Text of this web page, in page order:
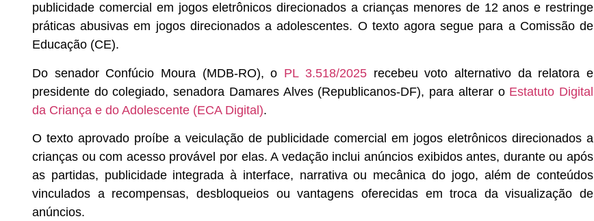
publicidade comercial em jogos eletrônicos direcionados a crianças menores de 12 anos e restringe
práticas abusivas em jogos direcionados a adolescentes. O texto agora segue para a Comissão de
Educação (CE).
Do senador Confúcio Moura (MDB-RO), o PL 3.518/2025recebeu voto alternativo da relatora e
presidente do colegiado, senadora Damares Alves (Republicanos-DF), para alterar o Estatuto Digital
da Criança e do Adolescente (ECA Digital).
O texto aprovado proíbe a veiculação de publicidade comercial em jogos eletrônicos direcionados a
crianças ou com acesso provável por elas. A vedação inclui anúncios exibidos antes, durante ou após
as partidas, publicidade integrada à interface, narrativa ou mecânica do jogo, além de conteúdos
vinculados a recompensas, desbloqueios ou vantagens oferecidas em troca da visualização de
anúncios.